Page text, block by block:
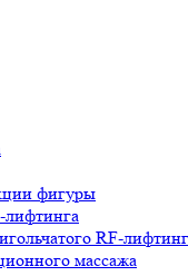
фигуры
лифтинга
RF-
массажа